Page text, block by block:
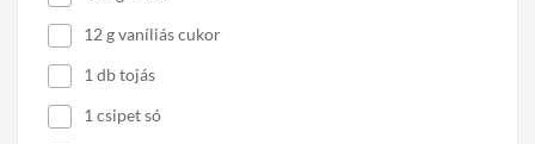
12 g vaníliás cukor
1 db tojás
1 csipet só